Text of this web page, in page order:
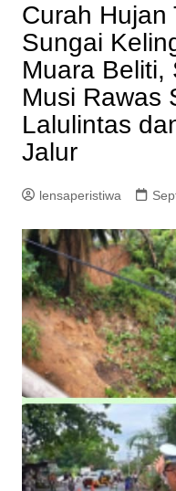
Curah Hujan
Sungai
Muara Beliti,
Musi Rawas
Lalulintas
Jalur
lensaperistiwa